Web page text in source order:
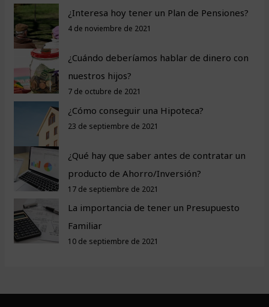
¿Interesa hoy tener un Plan de Pensiones?
4 de noviembre de 2021
¿Cuándo deberíamos hablar de dinero con
nuestros hijos?
7 de octubre de 2021
¿Cómo conseguir una Hipoteca?
23 de septiembre de 2021
¿Qué hay que saber antes de contratar un
producto de Ahorro/Inversión?
17 de septiembre de 2021
La importancia de tener un Presupuesto
Familiar
10 de septiembre de 2021